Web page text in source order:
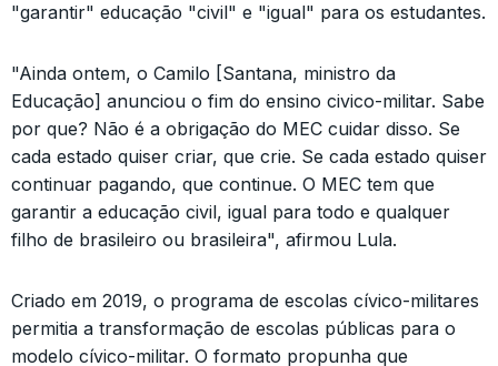
"garantir" educação "civil" e "igual" para os estudantes.
"Ainda ontem, o Camilo [Santana, ministro da
Educação] anunciou o fim do ensino civico-militar. Sabe
por que? Não é a obrigação do MEC cuidar disso. Se
cada estado quiser criar, que crie. Se cada estado quiser
continuar pagando, que continue. O MEC tem que
garantir a educação civil, igual para todo e qualquer
filho de brasileiro ou brasileira", afirmou Lula.
Criado em 2019, o programa de escolas cívico-militares
permitia a transformação de escolas públicas para o
modelo cívico-militar. O formato propunha que